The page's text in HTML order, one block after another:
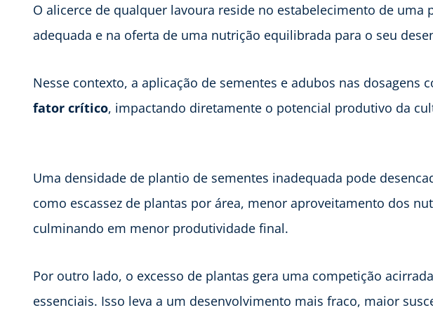
O alicerce de qualquer lavoura reside no estabelecimento de uma
adequada e na oferta de uma nutrição equilibrada para o seu
Nesse contexto, a aplicação de sementes e adubos nas dosagens
fator crítico, impactando diretamente o potencial produtivo da
Uma densidade de plantio de sementes inadequada pode
como escassez de plantas por área, menor aproveitamento dos
culminando em menor produtividade final.
Por outro lado, o excesso de plantas gera uma competição
essenciais. Isso leva a um desenvolvimento mais fraco, maior